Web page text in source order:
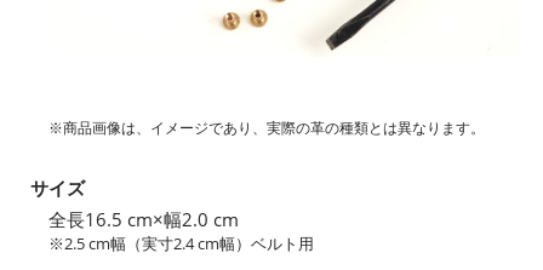
※商品画像は、イメージであり、実際の革の種類とは異なります。
サイズ
全長16.5 cm×幅2.0 cm
※2.5 cm幅（実寸2.4 cm幅）ベルト用